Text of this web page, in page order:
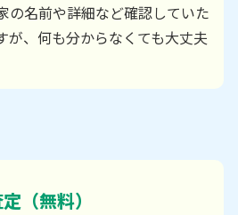
の名前や詳細など確認していた
が、何も分からなくても大丈夫
（無料）